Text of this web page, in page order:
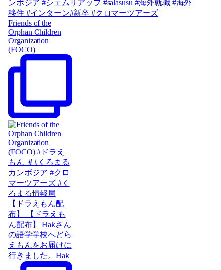
Friends of the
Orphan Children
Organization
(FOCO)
【ドラえもん配
布】 【ドラえも
ん配布】 Hakさん
の語学学校へどら
えもんをお届けに
行きました。Hak